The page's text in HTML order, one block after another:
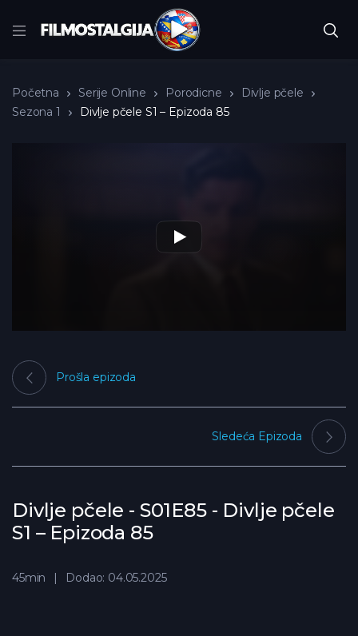
Početna Serije Online Porodicne
Divlje pčele
Sezona 1
Divlje pčele S1 – Epizoda 85
Divlje pčele - S01E85 - Divlje pčele
S1 – Epizoda 85
Prošla epizoda
Sledeća Epizoda
45min Dodao: 04.05.2025